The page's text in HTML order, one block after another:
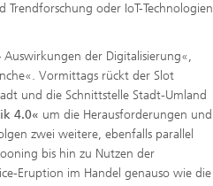
oder IoT-Technologien
der Digitalisierung«,
Vormittags rückt der Slot
und die Schnittstelle Stadt-Umland
4.0« um die Herausforderungen und
zwei weitere, ebenfalls parallel
bis hin zu Nutzen der
Eruption im Handel genauso wie die